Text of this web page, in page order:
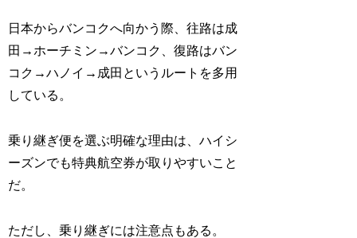
日本からバンコクへ向かう際、往路は成
田→ホーチミン→バンコク、復路はバン
コク→ハノイ→成田というルートを多用
している。
乗り継ぎ便を選ぶ明確な理由は、ハイシ
ーズンでも特典航空券が取りやすいこと
だ。
ただし、乗り継ぎには注意点もある。